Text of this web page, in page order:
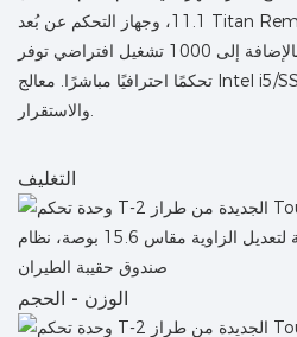
11.1، وجهاز التحكم عن بُعد Titan Remote، وبرنامج العرض المرئي.
20 مُتحكمًا في مستوى الصوت بالإضافة إلى 1000 تشغيل افتراضي توفر
تحكمًا احترافيًا مباشرًا. معالج Intel i5/SSD موثوق يضمن السرعة
والاستقرار.
التغليف
صندوق حقيبة الطيران
الوزن - الحجم